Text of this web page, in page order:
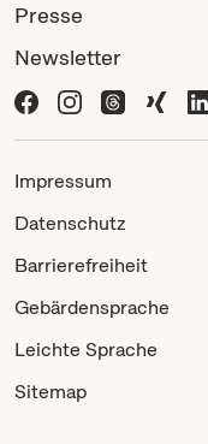
Presse
Newsletter
Impressum
Datenschutz
Barrierefreiheit
Gebärdensprache
Leichte Sprache
Sitemap